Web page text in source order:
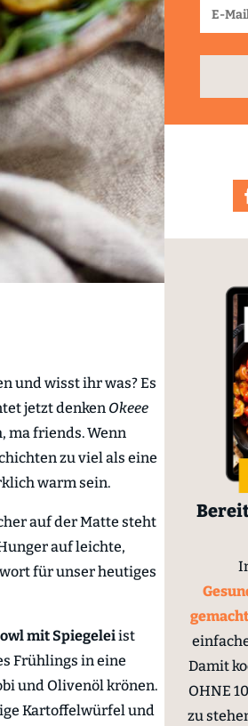
und wisst ihr was? Es
jetzt denken Okeee
ma friends. Wenn
zu viel als eine
warm sein.
auf der Matte steht
auf leichte,
für unser heutiges
mit Spiegeleiist
Frühlings in eine
und Olivenöl krönen.
Kartoffelwürfel und
Damit
OHNE
zu